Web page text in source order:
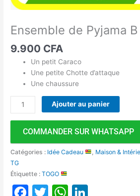
Ensemble de Pyjama B
9.900 CFA
Un petit Caraco
Une petite Chotte d’attaque
Une chaussure
Ajouter au panier
COMMANDER SUR WHATSAPP
Catégories : Idée Cadeau Maison &
TG
Étiquette :TOGO
Facebook
TwitterWhatsApp